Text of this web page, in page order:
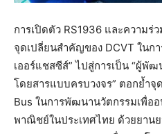
การเปิดตัว RS1936 และความร่
จุดเปลี่ยนสำคัญของ DCVT ในก
เออร์แชสซีส์” ไปสู่การเป็น “ผู้พั
โดยสารแบบครบวงจร” ตอกย้ำ
Bus ในการพัฒนานวัตกรรมเพื่ออ
พาณิชย์ในประเทศไทย ด้วยยาน